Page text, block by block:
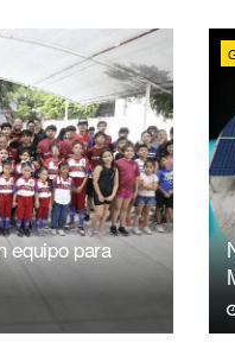
equipo para